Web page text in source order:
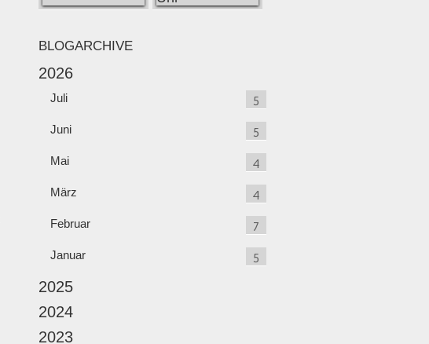
BLOGARCHIVE
2026
Juli 5
Juni 5
Mai 4
März 4
Februar 7
Januar 5
2025
2024
2023